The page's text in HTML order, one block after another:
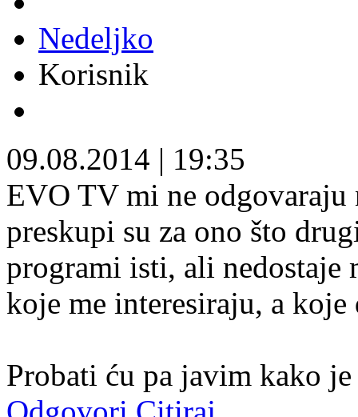
Nedeljko
Korisnik
09.08.2014 | 19:35
EVO TV mi ne
preskupi su za ono što
programi isti, ali nedostaje
koje me interesiraju, a
Probati ću pa javim kako